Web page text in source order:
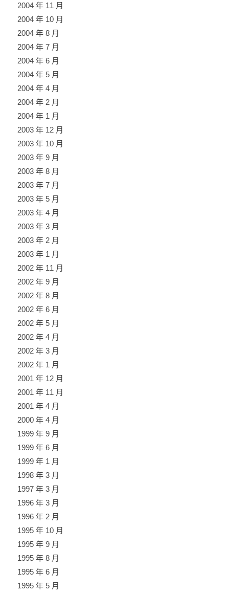
2004 年 11 月
2004 年 10 月
2004 年 8 月
2004 年 7 月
2004 年 6 月
2004 年 5 月
2004 年 4 月
2004 年 2 月
2004 年 1 月
2003 年 12 月
2003 年 10 月
2003 年 9 月
2003 年 8 月
2003 年 7 月
2003 年 5 月
2003 年 4 月
2003 年 3 月
2003 年 2 月
2003 年 1 月
2002 年 11 月
2002 年 9 月
2002 年 8 月
2002 年 6 月
2002 年 5 月
2002 年 4 月
2002 年 3 月
2002 年 1 月
2001 年 12 月
2001 年 11 月
2001 年 4 月
2000 年 4 月
1999 年 9 月
1999 年 6 月
1999 年 1 月
1998 年 3 月
1997 年 3 月
1996 年 3 月
1996 年 2 月
1995 年 10 月
1995 年 9 月
1995 年 8 月
1995 年 6 月
1995 年 5 月